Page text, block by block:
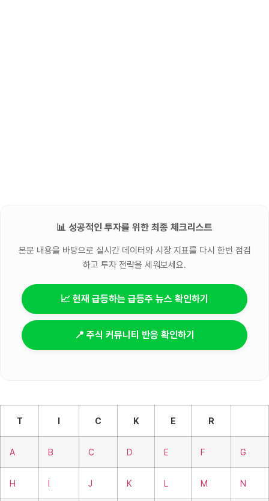
📊 성공적인 투자를 위한 최종 체크리스트
본문 내용을 바탕으로 실시간 데이터와 시장 지표를 다시 한번 점검
하고 투자 전략을 세워보세요.
📈 현재 급등하는 급등주 뉴스 확인하기
📍 주식 커뮤니티 반응 확인하기
T I C K E R
A B C D E F G
H I J K L M N